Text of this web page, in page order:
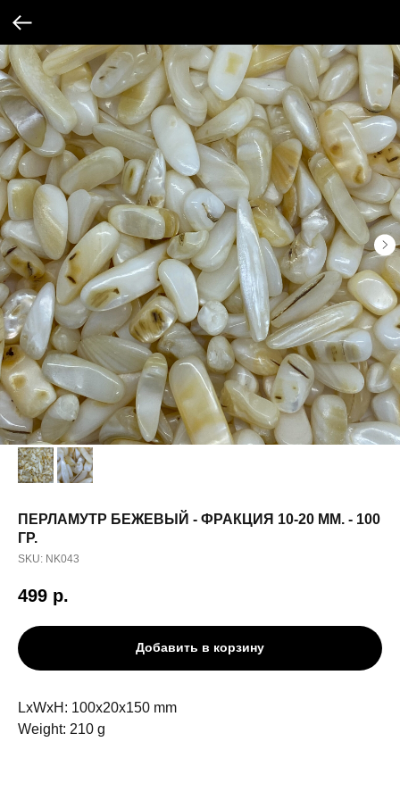
ПЕРЛАМУТР БЕЖЕВЫЙ - ФРАКЦИЯ 10-20 ММ. - 100
ГР.
SKU: NK043
499 р.
Добавить в корзину
LxWxH: 100x20x150 mm
Weight: 210 g